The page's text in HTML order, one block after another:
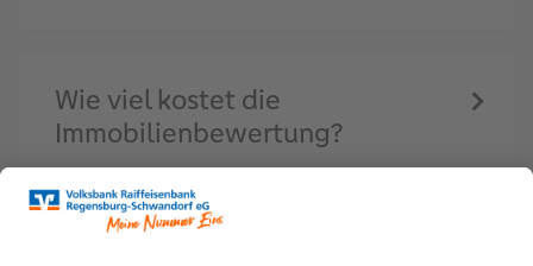
Wie viel kostet die
Immobilienbewertung?